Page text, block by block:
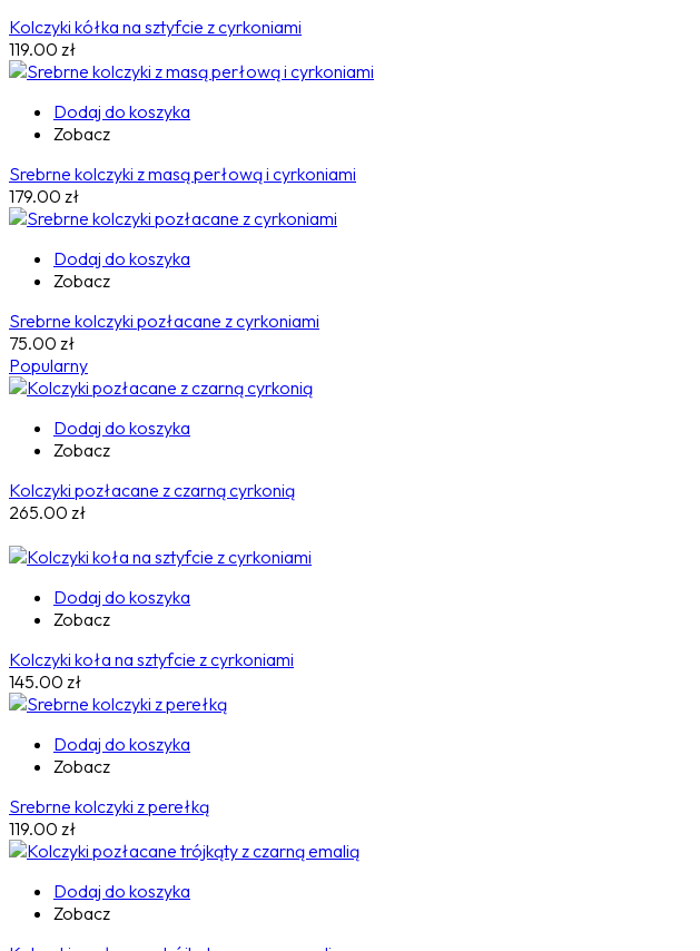
Kolczyki kółka na sztyfcie z cyrkoniami
119.00 zł
Dodaj do koszyka
Zobacz
Srebrne kolczyki z masą perłową i cyrkoniami
179.00 zł
Dodaj do koszyka
Zobacz
Srebrne kolczyki pozłacane z cyrkoniami
75.00 zł
Popularny
Dodaj do koszyka
Zobacz
Kolczyki pozłacane z czarną cyrkonią
265.00 zł
Dodaj do koszyka
Zobacz
Kolczyki koła na sztyfcie z cyrkoniami
145.00 zł
Dodaj do koszyka
Zobacz
Srebrne kolczyki z perełką
119.00 zł
Dodaj do koszyka
Zobacz